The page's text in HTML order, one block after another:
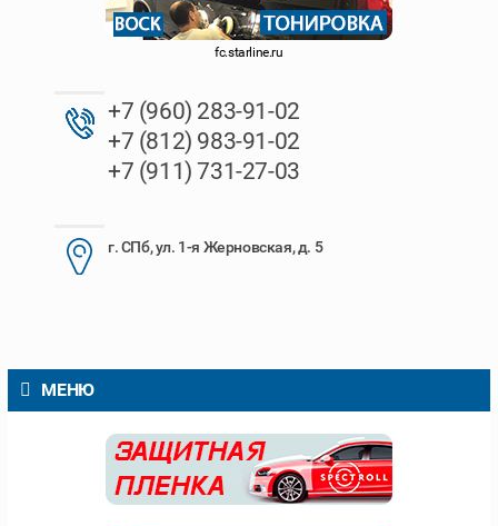
fc.starline.ru
+7 (960) 283-91-02
+7 (812) 983-91-02
+7 (911) 731-27-03
г. СПб, ул. 1-я Жерновская, д. 5
МЕНЮ